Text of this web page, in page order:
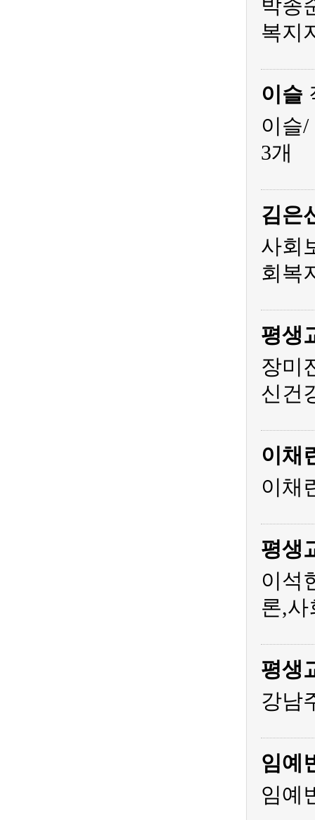
박종
복지
이슬
이슬
3개
김은
사회
회복
평생
장미
신건
이채
이채
평생
이석
론,사
평생
강남
임예
임예